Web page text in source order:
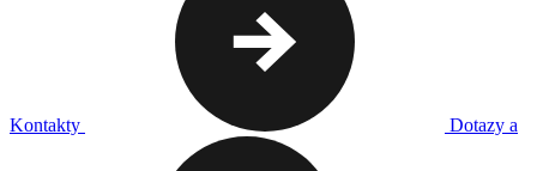
Kontakty Dotazy a